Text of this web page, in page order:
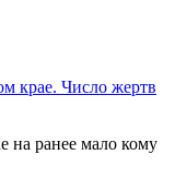
крае. Число жертв
на ранее мало кому